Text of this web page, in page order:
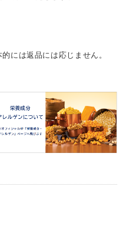
には返品には応じません。